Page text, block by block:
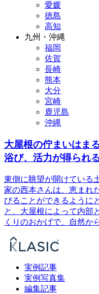
愛媛
徳島
高知
九州・沖縄
福岡
佐賀
長崎
熊本
大分
宮崎
鹿児島
沖縄
大屋根の佇まいはま
浴び、活力が得られ
東側に眺望が開けている
家の西本さんは、恵まれ
びることができるように
と、大屋根によって内部
くりのおかげで、自然か
実例記事
実例写真集
編集記事